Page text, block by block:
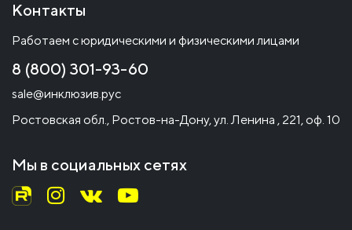
Контакты
Работаем с юридическими и физическими лицами
8 (800) 301-93-60
sale@инклюзив.рус
Ростовская обл., Ростов-на-Дону, ул. Ленина , 221, оф. 10
Мы в социальных сетях